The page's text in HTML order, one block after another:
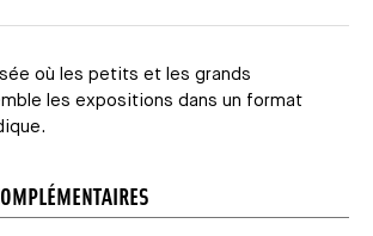
où les petits et les grands
les expositions dans un format